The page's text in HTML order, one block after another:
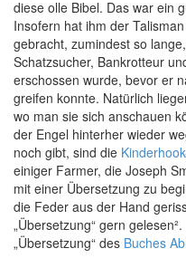
diese olle Bibel. Das war ein
Insofern hat ihm der
gebracht, zumindest so
Schatzsucher, Bankrotteur
erschossen wurde, bevor er
greifen konnte. Natürlich
wo man sie sich anschauen
der Engel hinterher wieder
noch gibt, sind die
einiger Farmer, die Joseph
mit einer Übersetzung zu
die Feder aus der Hand
„Übersetzung“ gern
„Übersetzung“ des Buches